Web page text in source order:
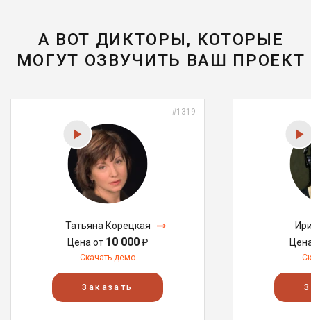
А ВОТ ДИКТОРЫ, КОТОРЫЕ
МОГУТ ОЗВУЧИТЬ ВАШ ПРОЕКТ
#1319
Татьяна Корецкая
Цена от 10 000₽
Скачать демо
Заказать